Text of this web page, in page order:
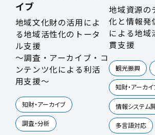
イブ
地域文化財の活用によ
る地域活性化のトータ
ル支援
～調査・アーカイブ・コ
ンテンツ化による利活
用支援～
知財・アーカイブ
調査・分析
地域資源の
化と情報発
による地域
貫支援
観光振興
知財・アーカイ
情報システム
多言語対応